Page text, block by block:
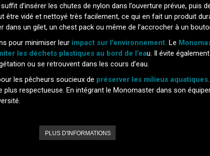
suffit d’insérer les chutes de nylon dans l’ouverture prévue, puis
être vidé et nettoyé très facilement, ce qui en fait un produit
un gilet, un chest pack ou même de l’accrocher à un
pour minimiser leur impact sur l’environnement. Le
les déchets plastiques au bord de l’eau. Il évite
ou se retrouvent dans les cours d’eau.
les pêcheurs soucieux de préserver les milieux aquatiques
respectueuse. En intégrant le Monomaster dans son
PLUS D'INFORMATIONS